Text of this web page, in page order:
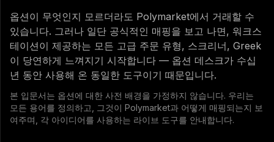
옵션이 무엇인지 모르더라도 Polymarket에서 거래할 수
있습니다. 그러나 일단 공식적인 매핑을 보고 나면, 워크스
테이션이 제공하는 모든 고급 주문 유형, 스크리너, Greek
이 당연하게 느껴지기 시작합니다 — 옵션 데스크가 수십
년 동안 사용해 온 동일한 도구이기 때문입니다.
본 입문서는 옵션에 대한 사전 배경을 가정하지 않습니다. 우리는
모든 용어를 정의하고, 그것이 Polymarket과 어떻게 매핑되는지 보
여주며, 각 아이디어를 사용하는 라이브 도구를 안내합니다.